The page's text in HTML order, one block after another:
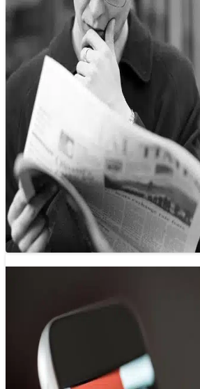
Neo giữ cảm xúc của độc
19/12/2024 09:06
Làm thế nào để giữ được cảm xúc
họ đang sống giữa một thế giới mà